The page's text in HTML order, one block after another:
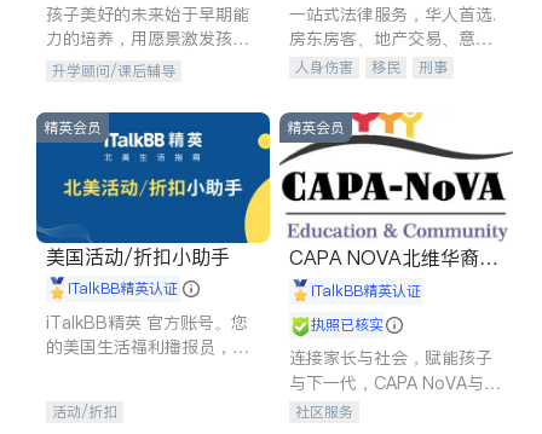
孩子美好的未来始于早期能
力的培养，用愿景激发孩子
的学习潜力和动力。理念：
拥有成长型心态是成功的基
石。
升学顾问/课后辅导
一站式法律服务，华人首选.
房东房客、地产交易、意外
伤害、车祸重伤、商业诉
建筑合同、刑事案件全包办
人身伤害 移民
刑事
信托/遗嘱
商业
索赔
律师-其它 保释
精英会员
美国活动/折扣小助手
iTalkBB精英认证
iTalkBB精英 官方账号。您
的美国生活福利播报员，精
专属福利。
活动/折扣
精英会员
CAPA NOVA北维华裔家
长会iTalkBB精英认证
执照已核实
连接家长与社会，赋能孩子
与下一代，CAPA NoVA与您
携手建设包容、公平、充满
社区服务